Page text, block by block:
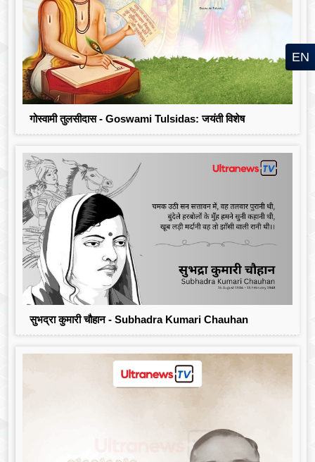
गोस्वामी तुलसीदास - Goswami Tulsidas: जयंती विशेष
सुभद्रा कुमारी चौहान - Subhadra Kumari Chauhan
EN